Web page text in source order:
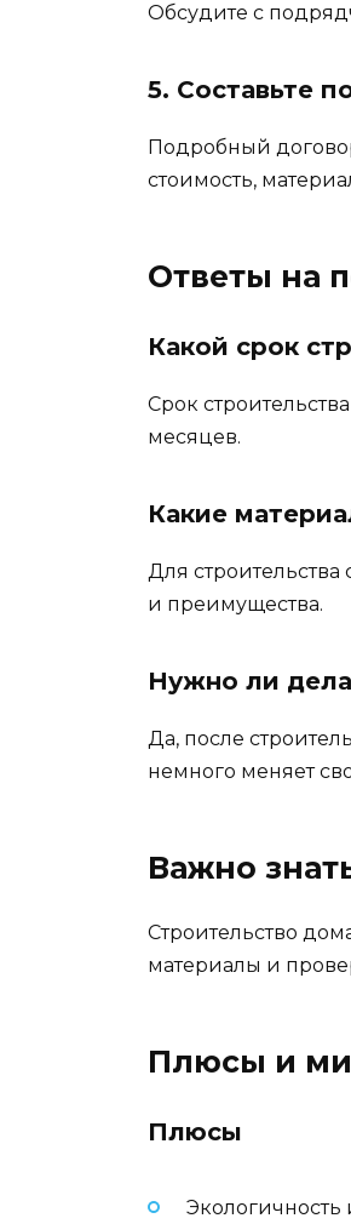
Обсудите с
5. Составьте
Подробный
стоимость,
Ответы на
Какой срок
Срок
месяцев.
Какие
Для
и преимущества.
Нужно ли
Да, после
немного меняет
Важно
Строительство
материалы и
Плюсы и
Плюсы
Экологичность